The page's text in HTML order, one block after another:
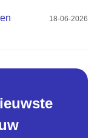
18-06-2026